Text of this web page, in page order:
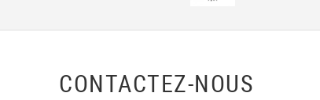
CONTACTEZ-NOUS